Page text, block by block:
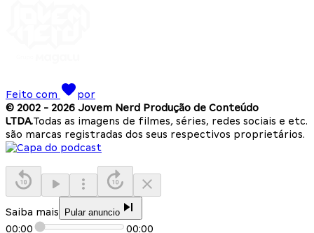
Feito com
por
© 2002 - 2026 Jovem Nerd Produção de Conteúdo
LTDA.Todas as imagens de filmes, séries, redes sociais e etc.
são marcas registradas dos seus respectivos proprietários.
Saiba mais Pular anuncio
00:00 00:00